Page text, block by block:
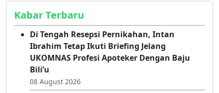
Kabar Terbaru
Di Tengah Resepsi Pernikahan, Intan
Ibrahim Tetap Ikuti Briefing Jelang
UKOMNAS Profesi Apoteker Dengan Baju
Bili’u
08 August 2026